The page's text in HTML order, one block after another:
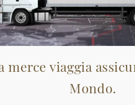
merce viaggia
Mondo.